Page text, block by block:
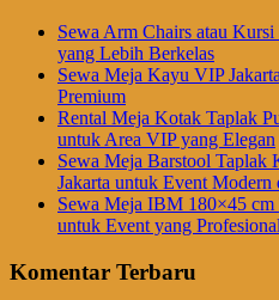
Sewa Arm Chairs atau
yang Lebih Berkelas
Sewa Meja Kayu VIP
Premium
Rental Meja Kotak Taplak
untuk Area VIP yang Elegan
Sewa Meja Barstool
Jakarta untuk Event Modern
Sewa Meja IBM 180×45
untuk Event yang
Komentar Terbaru